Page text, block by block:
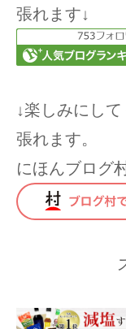
張れます↓
↓楽しみにし
張れます。
にほんブログ